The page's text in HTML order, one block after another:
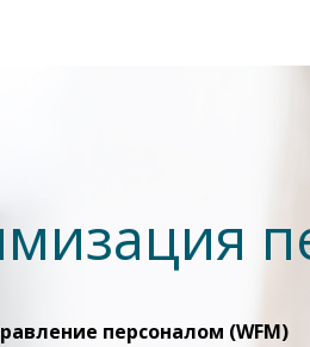
персоналом (WFM)